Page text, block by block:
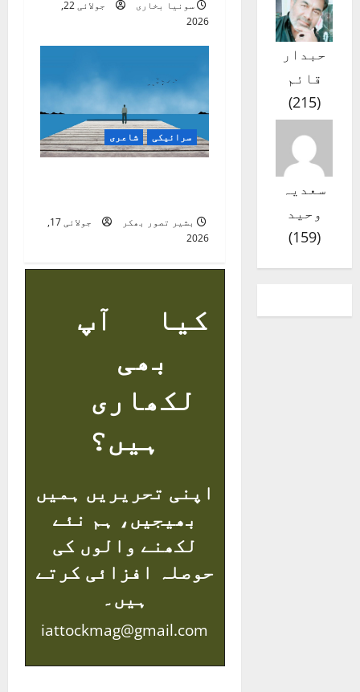
سونیا بخاری
جولائی 22,
2026
سرائیکی شاعری
بشیر تصور بھکر
جولائی 17,
2026
کیا آپ
بھی
لکھاری
ہیں؟
اپنی تحریریں ہمیں
بھیجیں، ہم نئے
لکھنے والوں کی
حوصلہ افزائی کرتے
ہیں۔
iattockmag@gmail.com
حبدار
قائم
(
215
)
سعدیہ
وحید
(
159
)